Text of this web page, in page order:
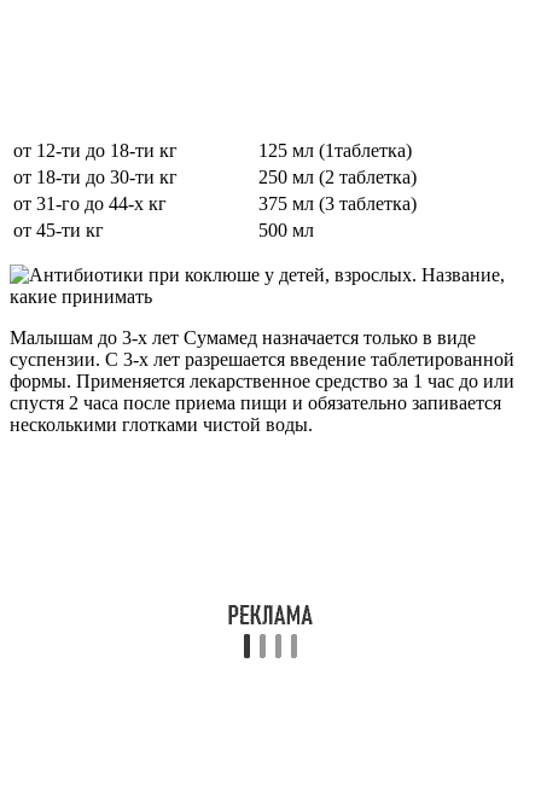
от 12-ти до 18-ти кг
125 мл (1таблетка)
от 18-ти до 30-ти кг
250 мл (2 таблетка)
от 31-го до 44-х кг
375 мл (3 таблетка)
от 45-ти кг
500 мл
Малышам до 3-х лет Сумамед назначается только в виде
суспензии. С 3-х лет разрешается введение таблетированной
формы. Применяется лекарственное средство за 1 час до или
спустя 2 часа после приема пищи и обязательно запивается
несколькими глотками чистой воды.